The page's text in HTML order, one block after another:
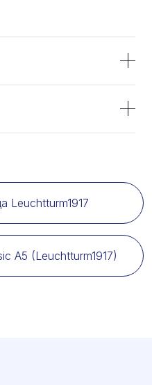
Leuchtturm1917
A5 (Leuchtturm1917)